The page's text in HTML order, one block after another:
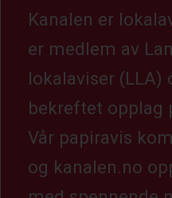
Kanalen er
er medlem av
lokalaviser (LLA)
bekreftet opplag
Vår papiravis
og kanalen.no